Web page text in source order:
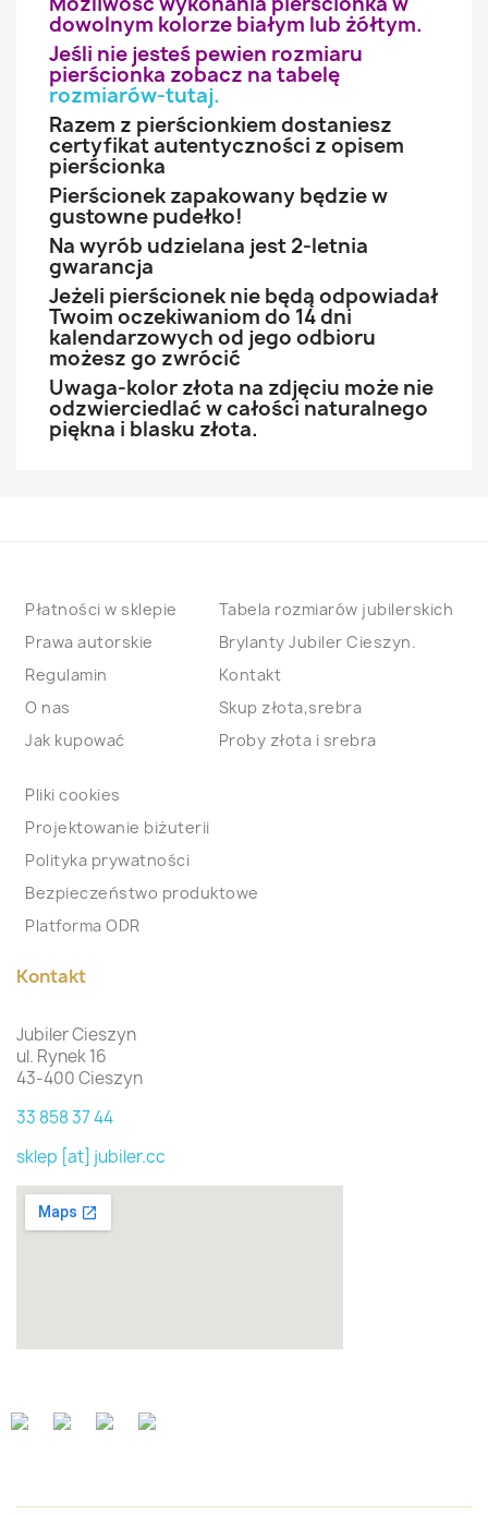
dowolnym kolorze białym lub żółtym.
Jeśli nie jesteś pewien rozmiaru
pierścionka zobacz na tabelę
rozmiarów-tutaj.
Razem z pierścionkiem dostaniesz
certyfikat autentyczności z opisem
pierścionka
Pierścionek zapakowany będzie w
gustowne pudełko!
Na wyrób udzielana jest 2-letnia
gwarancja
Jeżeli pierścionek nie będą odpowiadał
Twoim oczekiwaniom do 14 dni
kalendarzowych od jego odbioru
możesz go zwrócić
Uwaga-kolor złota na zdjęciu może nie
odzwierciedlać w całości naturalnego
piękna i blasku złota.
Płatności w sklepie
Prawa autorskie
Regulamin
O nas
Jak kupować
Tabela rozmiarów jubilerskich
Brylanty Jubiler Cieszyn.
Kontakt
Skup złota,srebra
Proby złota i srebra
Pliki cookies
Projektowanie biżuterii
Polityka prywatności
Bezpieczeństwo produktowe
Platforma ODR
Kontakt
Jubiler Cieszyn
ul. Rynek 16
43-400 Cieszyn
33 858 37 44
sklep [at] jubiler.cc